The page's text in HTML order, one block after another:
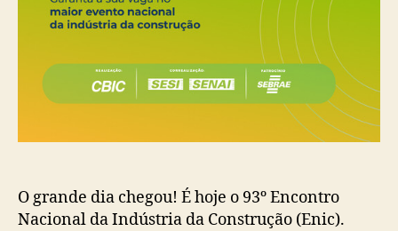
O grande dia chegou! É hoje o 93º Encontro
Nacional da Indústria da Construção (Enic).